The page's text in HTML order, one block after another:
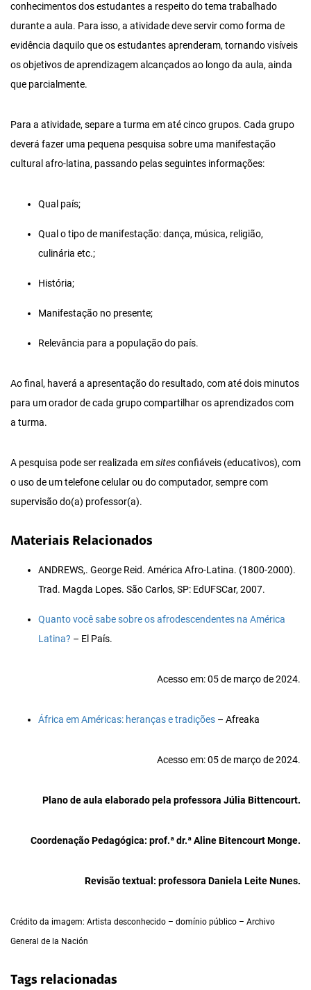
conhecimentos dos estudantes a respeito do tema trabalhado
durante a aula. Para isso, a atividade deve servir como forma de
evidência daquilo que os estudantes aprenderam, tornando visíveis
os objetivos de aprendizagem alcançados ao longo da aula, ainda
que parcialmente.
Para a atividade, separe a turma em até cinco grupos. Cada grupo
deverá fazer uma pequena pesquisa sobre uma manifestação
cultural afro-latina, passando pelas seguintes informações:
Qual país;
Qual o tipo de manifestação: dança, música, religião,
culinária etc.;
História;
Manifestação no presente;
Relevância para a população do país.
Ao final, haverá a apresentação do resultado, com até dois minutos
para um orador de cada grupo compartilhar os aprendizados com
a turma.
A pesquisa pode ser realizada emsitesconfiáveis (educativos), com
o uso de um telefone celular ou do computador, sempre com
supervisão do(a) professor(a).
Materiais Relacionados
ANDREWS,. George Reid. América Afro-Latina. (1800-2000).
Trad. Magda Lopes. São Carlos, SP: EdUFSCar, 2007.
Quanto você sabe sobre os afrodescendentes na América
Latina? – El País.
Acesso em: 05 de março de 2024.
África em Américas: heranças e tradições – Afreaka
Acesso em: 05 de março de 2024.
Plano de aula elaborado pela professora Júlia Bittencourt.
Coordenação Pedagógica: prof.ª dr.ª Aline Bitencourt Monge.
Revisão textual: professora Daniela Leite Nunes.
Crédito da imagem: Artista desconhecido – domínio público – Archivo
General de la Nación
Tags relacionadas